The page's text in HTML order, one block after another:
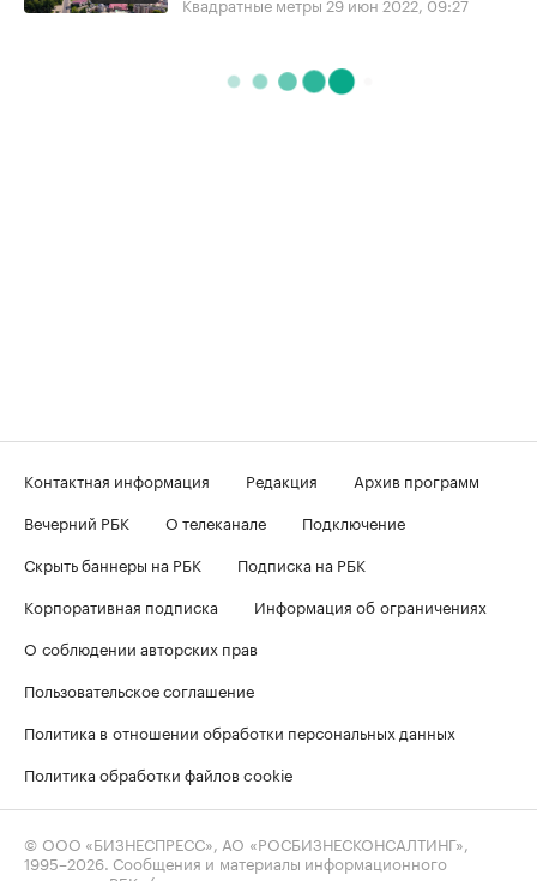
Контактная информация Редакция
Архив программ
Вечерний РБК
О телеканале
Подключение
Скрыть баннеры на РБК
Подписка на РБК
Корпоративная подписка
Информация об ограничениях
О соблюдении авторских прав
Пользовательское соглашение
Политика в отношении обработки персональных данных
Политика обработки файлов cookie
© ООО «БИЗНЕСПРЕСС», АО «РОСБИЗНЕСКОНСАЛТИНГ»,
1995–2026 . Сообщения и материалы информационного